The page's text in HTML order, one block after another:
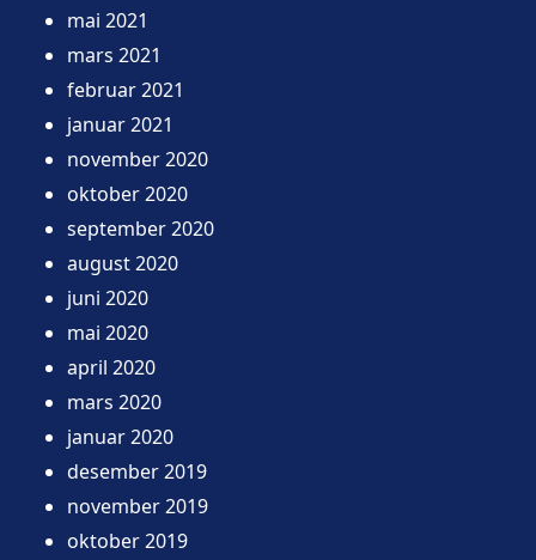
mai 2021
mars 2021
februar 2021
januar 2021
november 2020
oktober 2020
september 2020
august 2020
juni 2020
mai 2020
april 2020
mars 2020
januar 2020
desember 2019
november 2019
oktober 2019